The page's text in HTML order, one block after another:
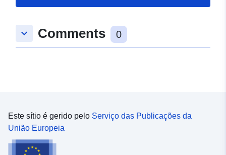
keyboard_arrow_down Comments 0
Este sítio é gerido pelo Serviço das Publicações da
União Europeia